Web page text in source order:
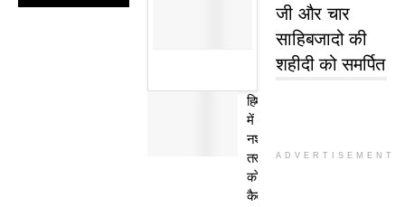
हिमाचल
में
नशा
तस्कर
काे
कैद
जी और चार
साहिबजादो की
शहीदी को समर्पित
ADVERTISEMENT